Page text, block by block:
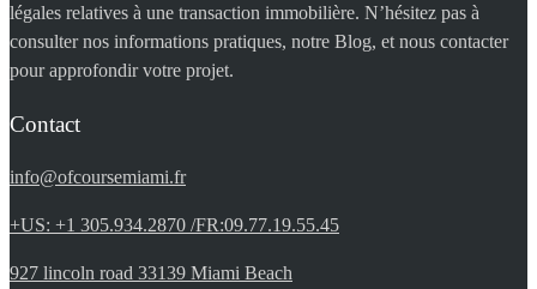
légales relatives à une transaction immobilière. N’hésitez pas à
consulter nos informations pratiques, notre Blog, et nous contacter
pour approfondir votre projet.
Contact
info@ofcoursemiami.fr
+US: +1 305.934.2870 /FR:09.77.19.55.45
927 lincoln road 33139 Miami Beach